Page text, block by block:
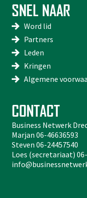
SNEL NAAR
Word lid
Partners
Leden
Kringen
Algemene
CONTACT
Business Netwerk
Marjan 06-46636593
Steven 06-24457540
Loes (secretariaat)